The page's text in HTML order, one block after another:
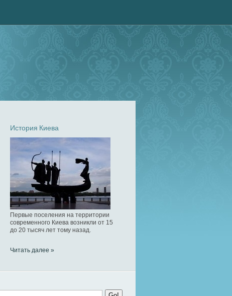
История Киева
Первые поселения на территории
современного Киева возникли от 15
до 20 тысяч лет тому назад.
Читать далее »